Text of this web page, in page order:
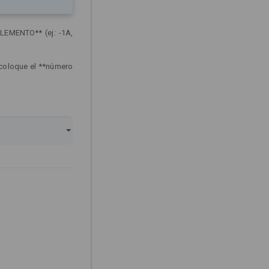
(ej: -1A,
el **número